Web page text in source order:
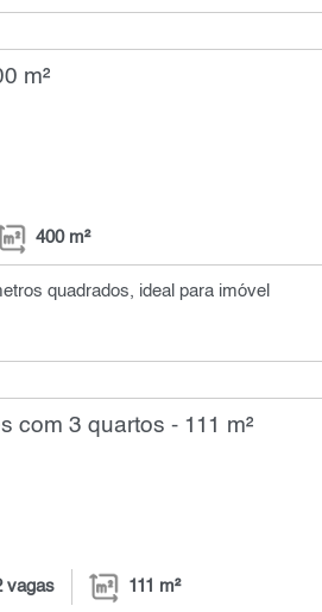
m²
400 m²
quadrados, ideal para imóvel
com 3 quartos - 111 m²
vagas 111 m²